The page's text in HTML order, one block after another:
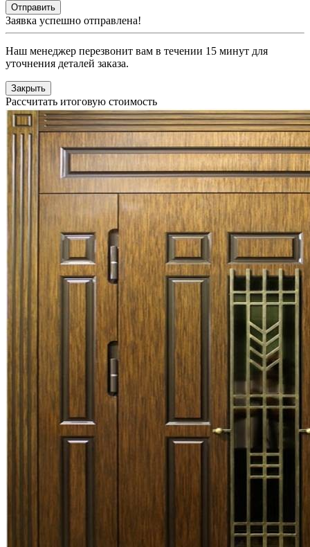
Заявка успешно отправлена!
Наш менеджер перезвонит вам в течении 15 минут для
уточнения деталей заказа.
Закрыть
Рассчитать итоговую стоимость